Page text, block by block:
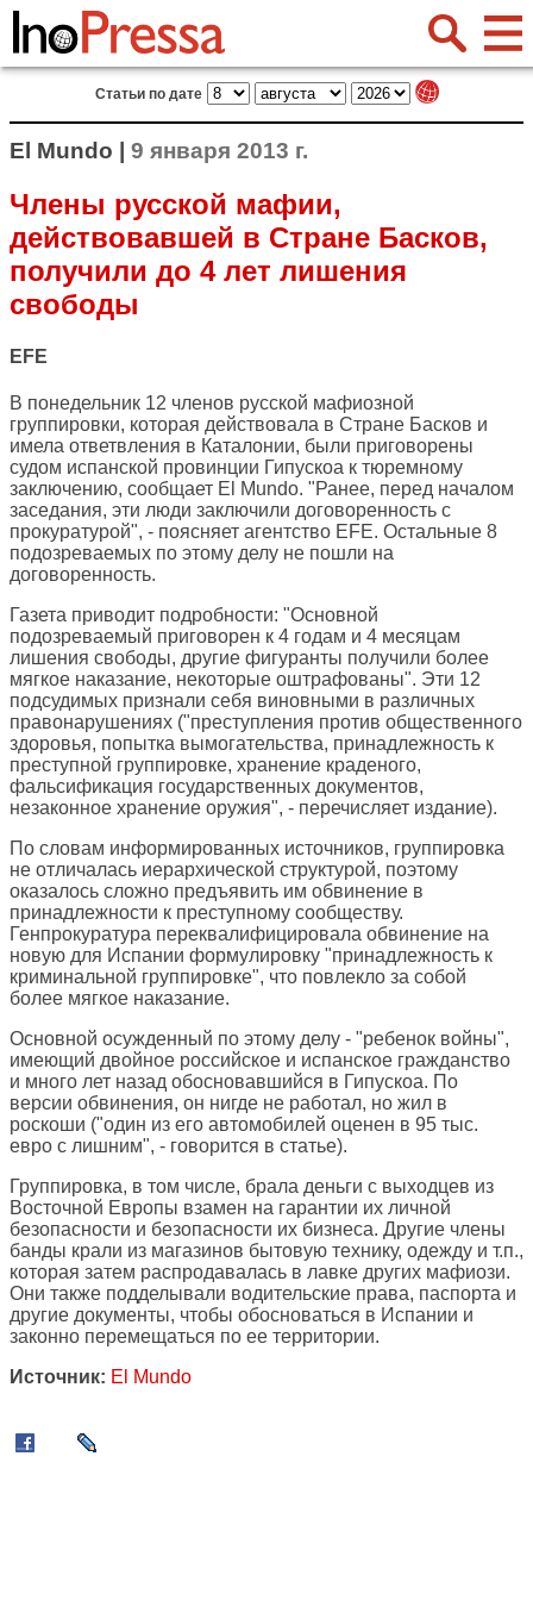
Статьи по дате
El Mundo | 9 января 2013 г.
Члены русской мафии,
действовавшей в Стране Басков,
получили до 4 лет лишения
свободы
EFE
В понедельник 12 членов русской мафиозной
группировки, которая действовала в Стране Басков и
имела ответвления в Каталонии, были приговорены
судом испанской провинции Гипускоа к тюремному
заключению, сообщает El Mundo. "Ранее, перед началом
заседания, эти люди заключили договоренность с
прокуратурой", - поясняет агентство EFE. Остальные 8
подозреваемых по этому делу не пошли на
договоренность.
Газета приводит подробности: "Основной
подозреваемый приговорен к 4 годам и 4 месяцам
лишения свободы, другие фигуранты получили более
мягкое наказание, некоторые оштрафованы". Эти 12
подсудимых признали себя виновными в различных
правонарушениях ("преступления против общественного
здоровья, попытка вымогательства, принадлежность к
преступной группировке, хранение краденого,
фальсификация государственных документов,
незаконное хранение оружия", - перечисляет издание).
По словам информированных источников, группировка
не отличалась иерархической структурой, поэтому
оказалось сложно предъявить им обвинение в
принадлежности к преступному сообществу.
Генпрокуратура переквалифицировала обвинение на
новую для Испании формулировку "принадлежность к
криминальной группировке", что повлекло за собой
более мягкое наказание.
Основной осужденный по этому делу - "ребенок войны",
имеющий двойное российское и испанское гражданство
и много лет назад обосновавшийся в Гипускоа. По
версии обвинения, он нигде не работал, но жил в
роскоши ("один из его автомобилей оценен в 95 тыс.
евро с лишним", - говорится в статье).
Группировка, в том числе, брала деньги с выходцев из
Восточной Европы взамен на гарантии их личной
безопасности и безопасности их бизнеса. Другие члены
банды крали из магазинов бытовую технику, одежду и т.п.,
которая затем распродавалась в лавке других мафиози.
Они также подделывали водительские права, паспорта и
другие документы, чтобы обосноваться в Испании и
законно перемещаться по ее территории.
Источник: El Mundo